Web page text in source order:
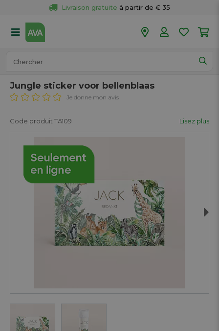
Livraison gratuite à partir de € 35
50 magasins
Jungle sticker voor bellenblaas
Je donne mon avis
Code produit TA109 Lisez plus